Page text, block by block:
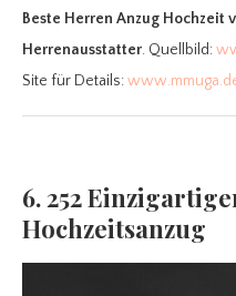
Beste Herren Anzug Hochzeit
Herrenausstatter. Quellbild:
Site für Details:
6. 252
Hochzeitsanzug